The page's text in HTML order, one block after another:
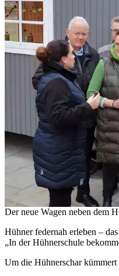
Der neue Wagen neben dem
Hühner federnah erleben –
„In der Hühnerschule
Um die Hühnerschar